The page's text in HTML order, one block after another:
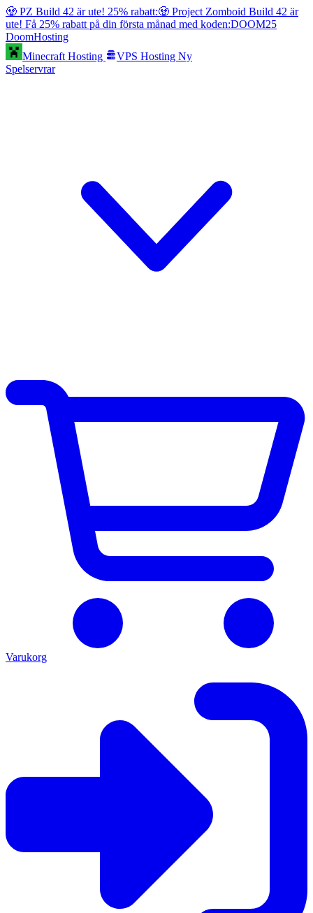
🧟 PZ Build 42 är ute! 25% rabatt:🧟 Project Zomboid Build 42 är
ute! Få 25% rabatt på din första månad med koden:DOOM25
DoomHosting
Minecraft Hosting
VPS Hosting Ny
Spelservrar
Varukorg